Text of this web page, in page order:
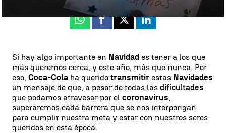
Whatsapp
Facebook
X Linkedin
Si hay algo importante en Navidad es tener a los que
más queremos cerca, y este año, más que nunca. Por
eso, Coca-Cola ha querido transmitir estas Navidades
un mensaje de que, a pesar de todas las dificultades
que podamos atravesar por el coronavirus,
superaremos cada barrera que se nos interpongan
para cumplir nuestra meta y estar con nuestros seres
queridos en esta época.